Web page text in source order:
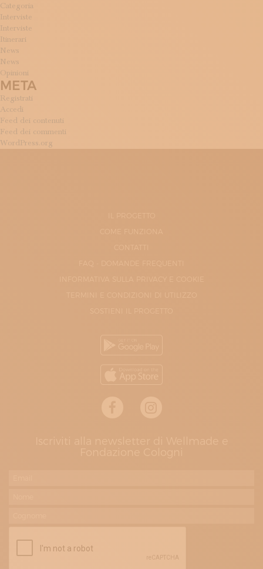
Categoria
Interviste
Interviste
Itinerari
News
News
Opinioni
META
Registrati
Accedi
Feed dei contenuti
Feed dei commenti
WordPress.org